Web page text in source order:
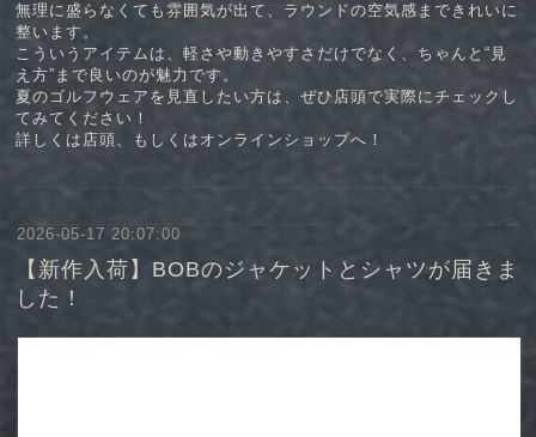
無理に盛らなくても雰囲気が出て、ラウンドの空気感まできれいに
整います。
こういうアイテムは、軽さや動きやすさだけでなく、ちゃんと“見
え方”まで良いのが魅力です。
夏のゴルフウェアを見直したい方は、ぜひ店頭で実際にチェックし
てみてください！
詳しくは店頭、もしくはオンラインショップへ！
2026-05-17 20:07:00
【新作入荷】BOBのジャケットとシャツが届きま
した！